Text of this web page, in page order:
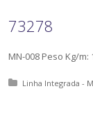
73278
MN-008 Peso Kg/m:
Posted in:
Linha Integrada -